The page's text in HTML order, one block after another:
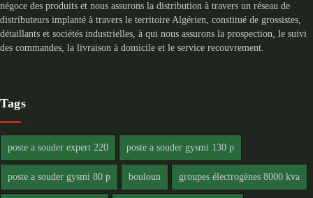
négoce des produits et nous assurons la distribution à travers un réseau de
distributeurs implanté à travers le territoire Algérien, constitué de grossistes,
détaillants et sociétés industrielles, à qui nous assurons la prospection, le suivi
des commandes, la livraison à domicile et le service recouvrement.
Tags
poste a souder expert 220 poste a souder gysmi 130 p
poste a souder gysmi 80 p bouloun groupes électrogènes 8000 kva